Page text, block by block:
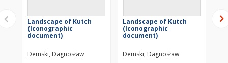
Landscape of Kutch
(Iconographic
document)
Demski, Dagnosław
Landscape of Kutch
(Iconographic
document)
Demski, Dagnosław